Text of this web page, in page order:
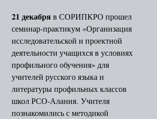
21 декабряв СОРИПКРО прошел
семинар-практикум «Организация
исследовательской и проектной
деятельности учащихся в условиях
профильного обучения» для
учителей русского языка и
литературы профильных классов
школ РСО-Алания. Учителя
познакомились с методикой